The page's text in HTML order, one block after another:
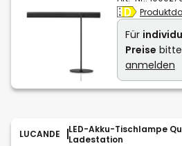
Für
Preise bitte
anmelden
LUCANDE
LED-Akku-Tischlampe
Ladestation